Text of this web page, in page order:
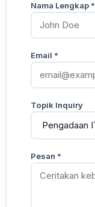
Nama Lengkap *
Email *
Topik Inquiry
Pesan *